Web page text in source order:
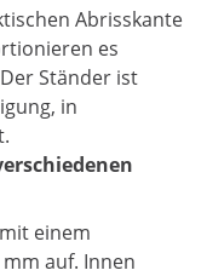
Abrisskante
es
Ständer ist
in
einem
auf. Innen